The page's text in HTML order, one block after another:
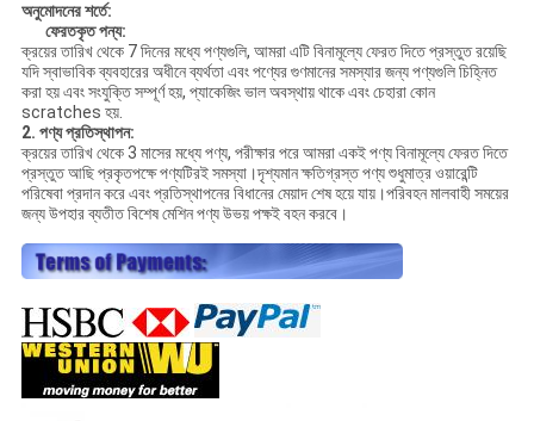
অনুমোদনের শর্তে:
ফেরতকৃত পন্য:
ক্রয়ের তারিখ থেকে 7 দিনের মধ্যে পণ্যগুলি, আমরা এটি বিনামূল্যে ফেরত দিতে প্রস্তুত রয়েছি
যদি স্বাভাবিক ব্যবহারের অধীনে ব্যর্থতা এবং পণ্যের গুণমানের সমস্যার জন্য পণ্যগুলি চিহ্নিত
করা হয় এবং সংযুক্তি সম্পূর্ণ হয়, প্যাকেজিং ভাল অবস্থায় থাকে এবং চেহারা কোন
scratches হয়.
2. পণ্য প্রতিস্থাপন:
ক্রয়ের তারিখ থেকে 3 মাসের মধ্যে পণ্য, পরীক্ষার পরে আমরা একই পণ্য বিনামূল্যে ফেরত দিতে
প্রস্তুত আছি প্রকৃতপক্ষে পণ্যটিরই সমস্যা।দৃশ্যমান ক্ষতিগ্রস্ত পণ্য শুধুমাত্র ওয়ারেন্টি
পরিষেবা প্রদান করে এবং প্রতিস্থাপনের বিধানের মেয়াদ শেষ হয়ে যায়।পরিবহন মালবাহী সময়ের
জন্য উপহার ব্যতীত বিশেষ মেশিন পণ্য উভয় পক্ষই বহন করবে।